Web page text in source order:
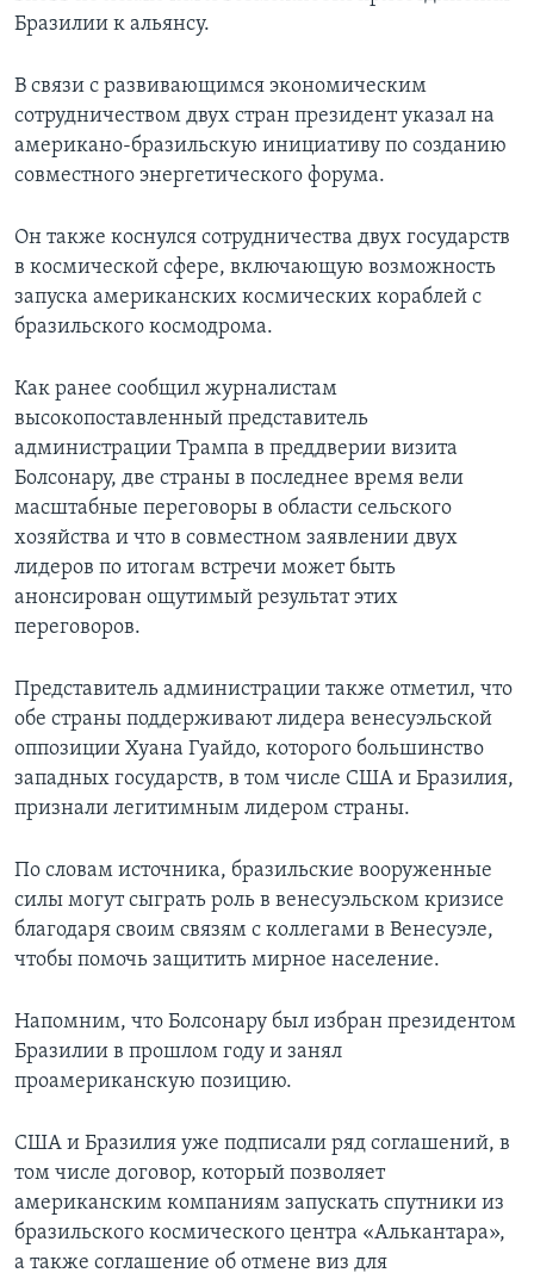
Бразилии к альянсу.
В связи с развивающимся экономическим
сотрудничеством двух стран президент указал на
американо-бразильскую инициативу по созданию
совместного энергетического форума.
Он также коснулся сотрудничества двух государств
в космической сфере, включающую возможность
запуска американских космических кораблей с
бразильского космодрома.
Как ранее сообщил журналистам
высокопоставленный представитель
администрации Трампа в преддверии визита
Болсонару, две страны в последнее время вели
масштабные переговоры в области сельского
хозяйства и что в совместном заявлении двух
лидеров по итогам встречи может быть
анонсирован ощутимый результат этих
переговоров.
Представитель администрации также отметил, что
обе страны поддерживают лидера венесуэльской
оппозиции Хуана Гуайдо, которого большинство
западных государств, в том числе США и Бразилия,
признали легитимным лидером страны.
По словам источника, бразильские вооруженные
силы могут сыграть роль в венесуэльском кризисе
благодаря своим связям с коллегами в Венесуэле,
чтобы помочь защитить мирное население.
Напомним, что Болсонару был избран президентом
Бразилии в прошлом году и занял
проамериканскую позицию.
США и Бразилия уже подписали ряд соглашений, в
том числе договор, который позволяет
американским компаниям запускать спутники из
бразильского космического центра «Алькантара»,
а также соглашение об отмене виз для